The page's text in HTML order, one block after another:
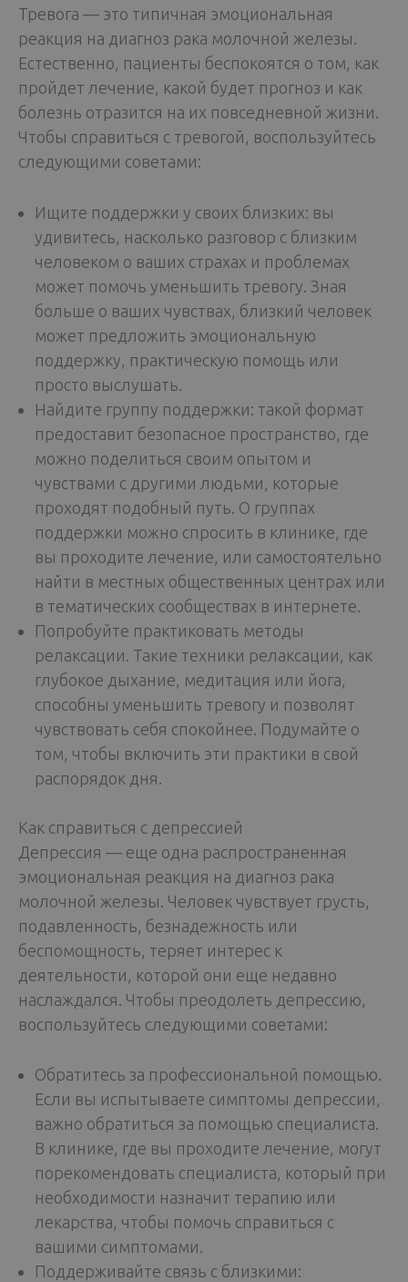
Тревога — это типичная эмоциональная
реакция на диагноз рака молочной железы.
Естественно, пациенты беспокоятся о том, как
пройдет лечение, какой будет прогноз и как
болезнь отразится на их повседневной жизни.
Чтобы справиться с тревогой, воспользуйтесь
следующими советами:
Ищите поддержки у своих близких: вы
удивитесь, насколько разговор с близким
человеком о ваших страхах и проблемах
может помочь уменьшить тревогу. Зная
больше о ваших чувствах, близкий человек
может предложить эмоциональную
поддержку, практическую помощь или
просто выслушать.
Найдите группу поддержки: такой формат
предоставит безопасное пространство, где
можно поделиться своим опытом и
чувствами с другими людьми, которые
проходят подобный путь. О группах
поддержки можно спросить в клинике, где
вы проходите лечение, или самостоятельно
найти в местных общественных центрах или
в тематических сообществах в интернете.
Попробуйте практиковать методы
релаксации. Такие техники релаксации, как
глубокое дыхание, медитация или йога,
способны уменьшить тревогу и позволят
чувствовать себя спокойнее. Подумайте о
том, чтобы включить эти практики в свой
распорядок дня.
Как справиться с депрессией
Депрессия — еще одна распространенная
эмоциональная реакция на диагноз рака
молочной железы. Человек чувствует грусть,
подавленность, безнадежность или
беспомощность, теряет интерес к
деятельности, которой они еще недавно
наслаждался. Чтобы преодолеть депрессию,
воспользуйтесь следующими советами:
Обратитесь за профессиональной помощью.
Если вы испытываете симптомы депрессии,
важно обратиться за помощью специалиста.
В клинике, где вы проходите лечение, могут
порекомендовать специалиста, который при
необходимости назначит терапию или
лекарства, чтобы помочь справиться с
вашими симптомами.
Поддерживайте связь с близкими: